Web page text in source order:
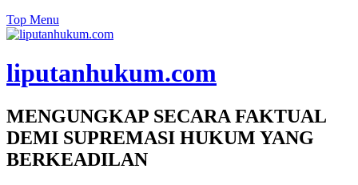
Top Menu
liputanhukum.com
MENGUNGKAP SECARA FAKTUAL
DEMI SUPREMASI HUKUM YANG
BERKEADILAN